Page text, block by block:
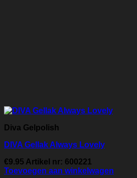
Diva Gelpolish
DIVA Gellak Always Lovely
€9.95 Artikel nr: 600221
Toevoegen aan winkelwagen